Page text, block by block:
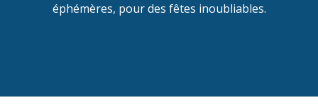
éphémères, pour des fêtes inoubliables.